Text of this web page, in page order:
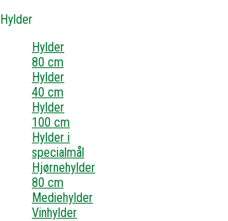
Hylder
Hylder
80 cm
Hylder
40 cm
Hylder
100 cm
Hylder i
specialmål
Hjørnehylder
80 cm
Mediehylder
Vinhylder